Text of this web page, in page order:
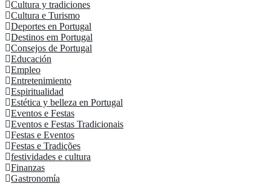
Cultura y tradiciones
Cultura e Turismo
Deportes en Portugal
Destinos em Portugal
Consejos de Portugal
Educación
Empleo
Entretenimiento
Espiritualidad
Estética y belleza en Portugal
Eventos e Festas
Eventos e Festas Tradicionais
Festas e Eventos
Festas e Tradições
festividades e cultura
Finanzas
Gastronomía